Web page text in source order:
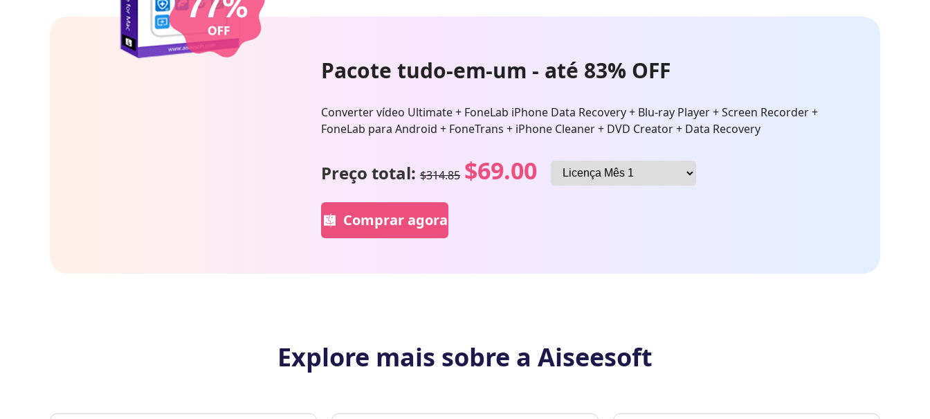
Pacote tudo-em-um - até 83% OFF
Converter vídeo Ultimate + FoneLab iPhone Data Recovery + Blu-ray Player + Screen Recorder +
FoneLab para Android + FoneTrans + iPhone Cleaner + DVD Creator + Data Recovery
Preço total: $314.85 $69.00
Comprar agora
Explore mais sobre a Aiseesoft